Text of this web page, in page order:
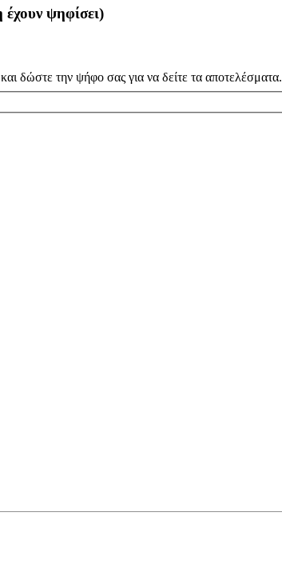
έχουν ψηφίσει)
δώστε την ψήφο σας για να δείτε τα αποτελέσματα.